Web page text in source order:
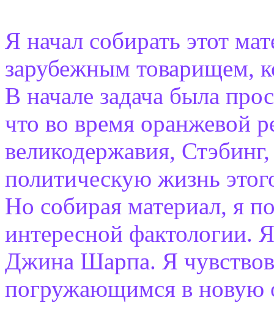
Я начал собирать этот
зарубежным товарищем,
В начале задача была
что во время оранжевой
великодержавия,
политическую жизнь
Но собирая материал, я
интересной фактологии.
Джина Шарпа. Я
погружающимся в новую